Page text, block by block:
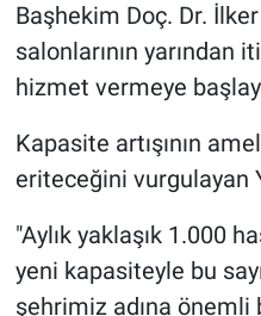
Başhekim Doç. Dr.
salonlarının yarından
hizmet vermeye
Kapasite artışının
eriteceğini vurgulayan
"Aylık yaklaşık 1.000
yeni kapasiteyle bu
şehrimiz adına önemli